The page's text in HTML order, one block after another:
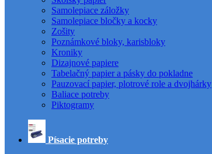
Samolepiace záložky
Samolepiace bločky a kocky
Zošity
Poznámkové bloky, karisbloky
Kroniky
Dizajnové papiere
Tabelačný papier a pásky do pokladne
Pauzovací papier, plotrové role a dvojhárky
Baliace potreby
Piktogramy
Písacie potreby